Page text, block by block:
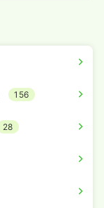
156
28